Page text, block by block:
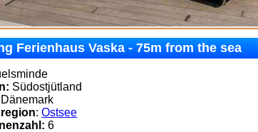
Ferienhaus Vaska - 75m from the sea
Südostjütland
Dänemark
:Ostsee
6